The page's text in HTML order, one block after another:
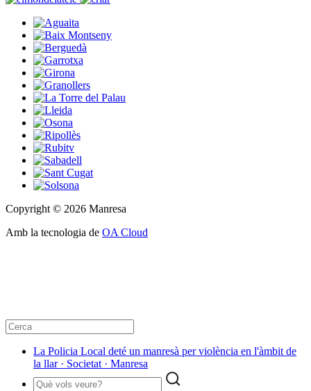
Copyright © 2026 Manresa
Amb la tecnologia de OA Cloud
La Policia Local deté un manresà per violència en l'àmbit de
la llar · Societat · Manresa